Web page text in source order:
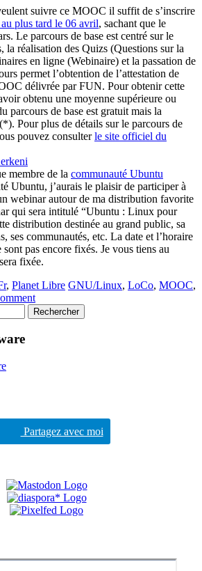
suivre ce MOOC il suffit de s’inscrire
plus tard le 06 avril, sachant que le
Le parcours de base est centré sur le
la réalisation des Quizs (Questions sur la
en ligne (Webinaire) et la passation de
permet l’obtention de l’attestation de
délivrée par FUN. Pour obtenir cette
obtenu une moyenne supérieure ou
parcours de base est gratuit mais la
Pour plus de détails sur le parcours de
pouvez consulterle site officiel du
membre de la communauté Ubuntu
Ubuntu, j’aurais le plaisir de participer à
webinar autour de ma distribution favorite
qui sera intitulé “Ubuntu : Linux pour
distribution destinée au grand public, sa
ses communautés, etc. La date et l’horaire
pas encore fixés. Je vous tiens au
fixée.
, Planet Libre GNU/Linux, LoCo, MOOC,
Partagez avec moi